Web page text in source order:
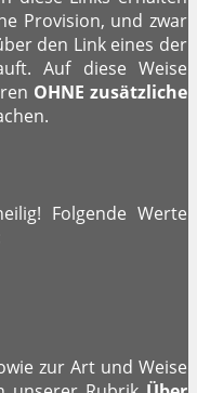
Provision, und zwar
den Link eines der
Auf diese Weise
OHNE zusätzliche
Folgende Werte
zur Art und Weise